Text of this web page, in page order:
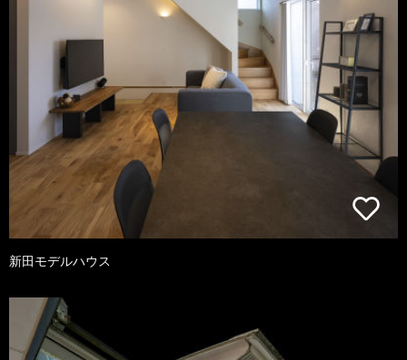
新田モデルハウス